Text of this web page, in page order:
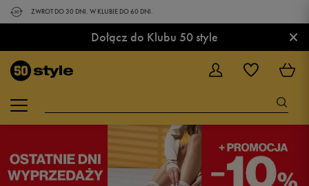
ZWROT DO 30 DNI. W KLUBIE DO 60 DNI.
Dołącz do Klubu 50 style ×